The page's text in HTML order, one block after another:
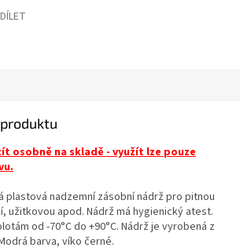
osobně na skladě - využít lze pouze
plastová nadzemní zásobní nádrž pro pitnou
užitkovou apod. Nádrž má hygienický atest.
od -70°C do +90°C. Nádrž je vyrobená z
barva, víko černé.